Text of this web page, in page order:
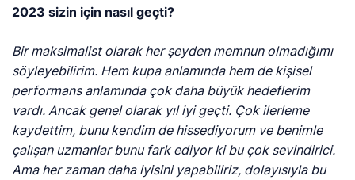
2023 sizin için nasıl geçti?
Bir maksimalist olarak her şeyden memnun olmadığımı
söyleyebilirim. Hem kupa anlamında hem de kişisel
performans anlamında çok daha büyük hedeflerim
vardı. Ancak genel olarak yıl iyi geçti. Çok ilerleme
kaydettim, bunu kendim de hissediyorum ve benimle
çalışan uzmanlar bunu fark ediyor ki bu çok sevindirici.
Ama her zaman daha iyisini yapabiliriz, dolayısıyla bu